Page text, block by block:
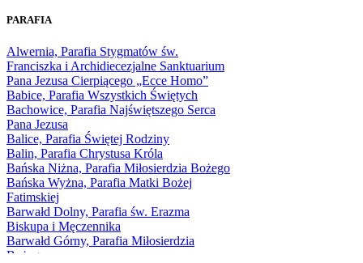
1966
1968
1969
1970
1971
1972
1973
1974
1975
1976
1977
1978
1979
1980
1981
PARAFIA
Alwernia, Parafia Stygmatów św.
Franciszka i Archidiecezjalne Sanktuarium
Pana Jezusa Cierpiącego „Ecce Homo”
Babice, Parafia Wszystkich Świętych
Bachowice, Parafia Najświętszego Serca
Pana Jezusa
Balice, Parafia Świętej Rodziny
Balin, Parafia Chrystusa Króla
Bańska Niżna, Parafia Miłosierdzia Bożego
Bańska Wyżna, Parafia Matki Bożej
Fatimskiej
Barwałd Dolny, Parafia św. Erazma
Biskupa i Męczennika
Barwałd Górny, Parafia Miłosierdzia
Bożego